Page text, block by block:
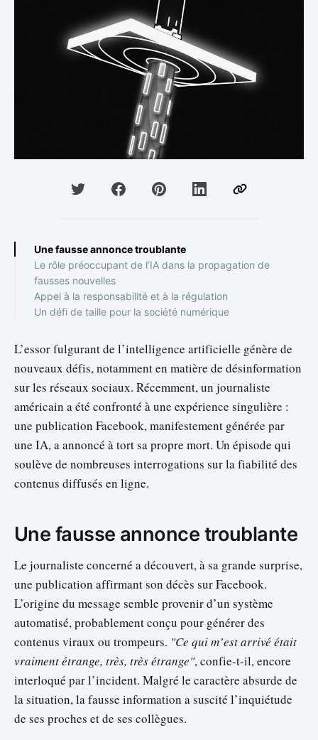
Une fausse annonce troublante
Le rôle préoccupant de l’IA dans la propagation de
fausses nouvelles
Appel à la responsabilité et à la régulation
Un défi de taille pour la société numérique
L’essor fulgurant de l’intelligence artificielle génère de
nouveaux défis, notamment en matière de désinformation
sur les réseaux sociaux. Récemment, un journaliste
américain a été confronté à une expérience singulière :
une publication Facebook, manifestement générée par
une IA, a annoncé à tort sa propre mort. Un épisode qui
soulève de nombreuses interrogations sur la fiabilité des
contenus diffusés en ligne.
Une fausse annonce troublante
Le journaliste concerné a découvert, à sa grande surprise,
une publication affirmant son décès sur Facebook.
L’origine du message semble provenir d’un système
automatisé, probablement conçu pour générer des
contenus viraux ou trompeurs. "Ce qui m’est arrivé était
vraiment étrange, très, très étrange", confie-t-il, encore
interloqué par l’incident. Malgré le caractère absurde de
la situation, la fausse information a suscité l’inquiétude
de ses proches et de ses collègues.